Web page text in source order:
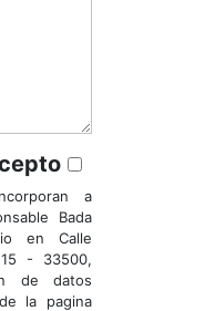
a
Bada
en Calle
15 - 33500,
de datos
la pagina